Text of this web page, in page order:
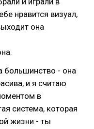
нравится визуал,
она
большинство - она
и я считаю
в
система, которая
жизни - ты